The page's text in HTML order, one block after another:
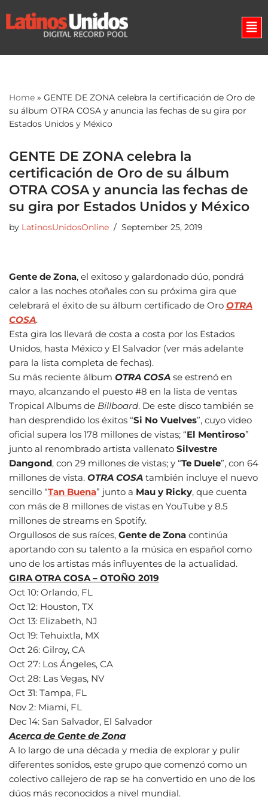
Skip
Home » GENTE DE ZONA celebra la certificación de Oro de
su álbum OTRA COSA y anuncia las fechas de su gira por
Estados Unidos y México
GENTE DE ZONA celebra la
certificación de Oro de su álbum
OTRA COSA y anuncia las fechas de
su gira por Estados Unidos y México
by LatinosUnidosOnline September 25, 2019
Gente de Zona, el exitoso y galardonado dúo, pondrá
calor a las noches otoñales con su próxima gira que
celebrará el éxito de su álbum certificado de Oro OTRA
COSA.
Esta gira los llevará de costa a costa por los Estados
Unidos, hasta México y El Salvador (ver más adelante
para la lista completa de fechas).
Su más reciente álbum OTRA COSA se estrenó en
mayo, alcanzando el puesto #8 en la lista de ventas
Tropical Albums de Billboard. De este disco también se
han desprendido los éxitos “Si No Vuelves”, cuyo video
oficial supera los 178 millones de vistas; “El Mentiroso”
junto al renombrado artista vallenato Silvestre
Dangond, con 29 millones de vistas; y “Te Duele”, con 64
millones de vista. OTRA COSA también incluye el nuevo
sencillo “Tan Buena” junto a Mau y Ricky, que cuenta
con más de 8 millones de vistas en YouTube y 8.5
millones de streams en Spotify.
Orgullosos de sus raíces, Gente de Zona continúa
aportando con su talento a la música en español como
uno de los artistas más influyentes de la actualidad.
GIRA OTRA COSA – OTOÑO 2019
Oct 10: Orlando, FL
Oct 12: Houston, TX
Oct 13: Elizabeth, NJ
Oct 19: Tehuixtla, MX
Oct 26: Gilroy, CA
Oct 27: Los Ángeles, CA
Oct 28: Las Vegas, NV
Oct 31: Tampa, FL
Nov 2: Miami, FL
Dec 14: San Salvador, El Salvador
Acerca de Gente de Zona
A lo largo de una década y media de explorar y pulir
diferentes sonidos, este grupo que comenzó como un
colectivo callejero de rap se ha convertido en uno de los
dúos más reconocidos a nivel mundial.